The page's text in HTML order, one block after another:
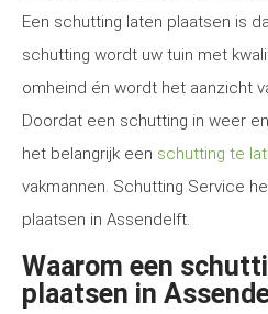
Een schutting laten plaatsen is
schutting wordt uw tuin met
omheind én wordt het aanzicht
Doordat een schutting in weer
het belangrijk een schutting te
vakmannen. Schutting Service
plaatsen in Assendelft.
Waarom een
plaatsen in